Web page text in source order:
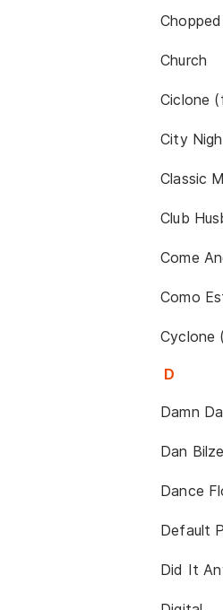
Church
Ciclone
City
Classic
Club
Come
Como
Cyclone
D
Damn
Dan
Dance
Default
Did It